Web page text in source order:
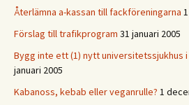
Återlämna a-kassan till fackföreningarna
Förslag till trafikprogram 31 januari 2005
Bygg inte ett (1) nytt universitetssjukhus
januari 2005
Kabanoss, kebab eller veganrulle? 1